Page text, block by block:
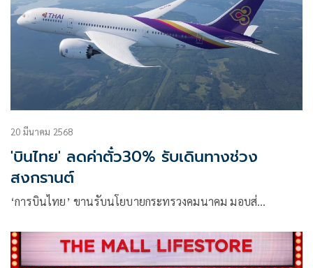
20 มีนาคม 2568
'บินไทย' ลดค่าตั๋ว30% รับเดินทางช่วง
สงกรานต์
‘การบินไทย’ ขานรับนโยบายกระทรวงคมนาคม มอบส่…